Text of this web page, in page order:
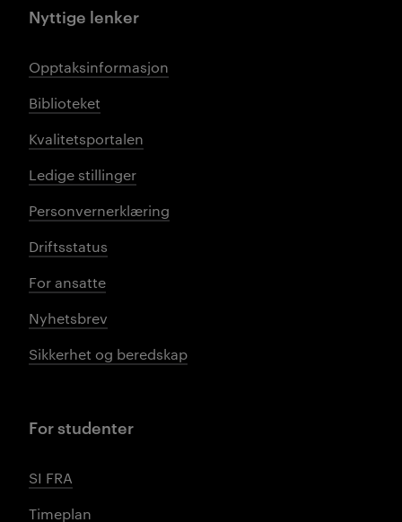
Nyttige lenker
Opptaksinformasjon
Biblioteket
Kvalitetsportalen
Ledige stillinger
Personvernerklæring
Driftsstatus
For ansatte
Nyhetsbrev
Sikkerhet og beredskap
For studenter
SI FRA
Timeplan